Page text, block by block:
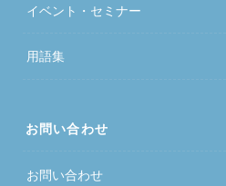
イベント・セミナー
用語集
お問い合わせ
お問い合わせ